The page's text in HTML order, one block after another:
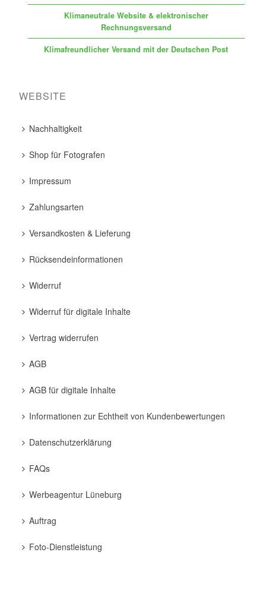
Klimaneutrale Website & elektronischer
Rechnungsversand
Klimafreundlicher Versand mit der Deutschen Post
WEBSITE
Nachhaltigkeit
Shop für Fotografen
Impressum
Zahlungsarten
Versandkosten & Lieferung
Rücksendeinformationen
Widerruf
Widerruf für digitale Inhalte
Vertrag widerrufen
AGB
AGB für digitale Inhalte
Informationen zur Echtheit von Kundenbewertungen
Datenschutzerklärung
FAQs
Werbeagentur Lüneburg
Auftrag
Foto-Dienstleistung